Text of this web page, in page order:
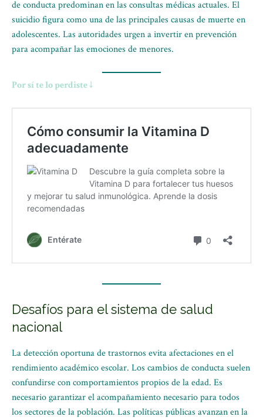
de conducta predominan en las consultas médicas actuales. El
suicidio figura como una de las principales causas de muerte en
adolescentes. Las autoridades urgen a invertir en prevención
para acompañar las emociones de menores.
Por sí te lo perdiste ↓
Desafíos para el sistema de salud
nacional
La detección oportuna de trastornos evita afectaciones en el
rendimiento académico escolar. Los cambios de conducta suelen
confundirse con comportamientos propios de la edad. Es
necesario garantizar el acompañamiento necesario para todos
los sectores de la población. Las políticas públicas avanzan en la